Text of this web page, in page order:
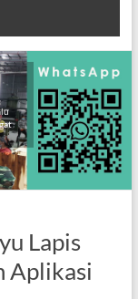
Lapis
Aplikasi